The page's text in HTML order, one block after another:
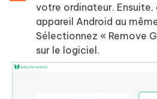
votre ordinateur.
appareil Android au
Sélectionnez « Remove
sur le logiciel.